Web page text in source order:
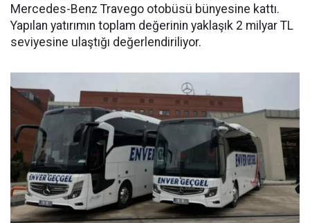
Mercedes-Benz Travego otobüsü bünyesine kattı.
Yapılan yatırımın toplam değerinin yaklaşık 2 milyar TL
seviyesine ulaştığı değerlendiriliyor.